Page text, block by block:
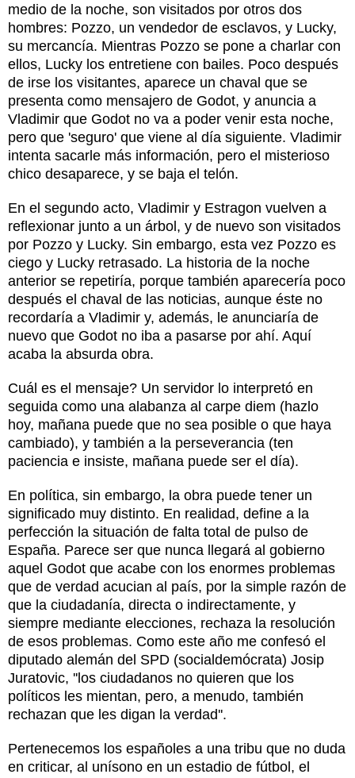
medio de la noche, son visitados por otros dos
hombres: Pozzo, un vendedor de esclavos, y Lucky,
su mercancía. Mientras Pozzo se pone a charlar con
ellos, Lucky los entretiene con bailes. Poco después
de irse los visitantes, aparece un chaval que se
presenta como mensajero de Godot, y anuncia a
Vladimir que Godot no va a poder venir esta noche,
pero que 'seguro' que viene al día siguiente. Vladimir
intenta sacarle más información, pero el misterioso
chico desaparece, y se baja el telón.
En el segundo acto, Vladimir y Estragon vuelven a
reflexionar junto a un árbol, y de nuevo son visitados
por Pozzo y Lucky. Sin embargo, esta vez Pozzo es
ciego y Lucky retrasado. La historia de la noche
anterior se repetiría, porque también aparecería poco
después el chaval de las noticias, aunque éste no
recordaría a Vladimir y, además, le anunciaría de
nuevo que Godot no iba a pasarse por ahí. Aquí
acaba la absurda obra.
Cuál es el mensaje? Un servidor lo interpretó en
seguida como una alabanza al carpe diem (hazlo
hoy, mañana puede que no sea posible o que haya
cambiado), y también a la perseverancia (ten
paciencia e insiste, mañana puede ser el día).
En política, sin embargo, la obra puede tener un
significado muy distinto. En realidad, define a la
perfección la situación de falta total de pulso de
España. Parece ser que nunca llegará al gobierno
aquel Godot que acabe con los enormes problemas
que de verdad acucian al país, por la simple razón de
que la ciudadanía, directa o indirectamente, y
siempre mediante elecciones, rechaza la resolución
de esos problemas. Como este año me confesó el
diputado alemán del SPD (socialdemócrata) Josip
Juratovic, ''los ciudadanos no quieren que los
políticos les mientan, pero, a menudo, también
rechazan que les digan la verdad''.
Pertenecemos los españoles a una tribu que no duda
en criticar, al unísono en un estadio de fútbol, el